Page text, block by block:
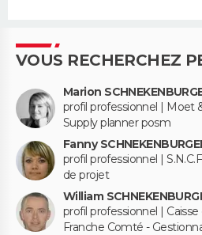
VOUS RECHERCHEZ
Marion
profil professionnel | Moet
Supply planner posm
Fanny
profil professionnel |
de projet
William
profil professionnel |
Franche Comté -